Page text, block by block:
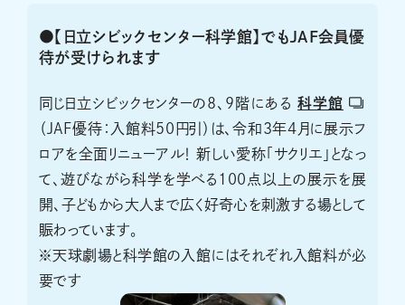
●【日立シビックセンター科学館】でもJAF会員優
待が受けられます
同じ日立シビックセンターの8、9階にある 科学館
（JAF優待：入館料50円引）は、令和3年4月に展示フ
ロアを全面リニューアル！ 新しい愛称「サクリエ」となっ
て、遊びながら科学を学べる100点以上の展示を展
開、子どもから大人まで広く好奇心を刺激する場として
賑わっています。
※天球劇場と科学館の入館にはそれぞれ入館料が必
要です